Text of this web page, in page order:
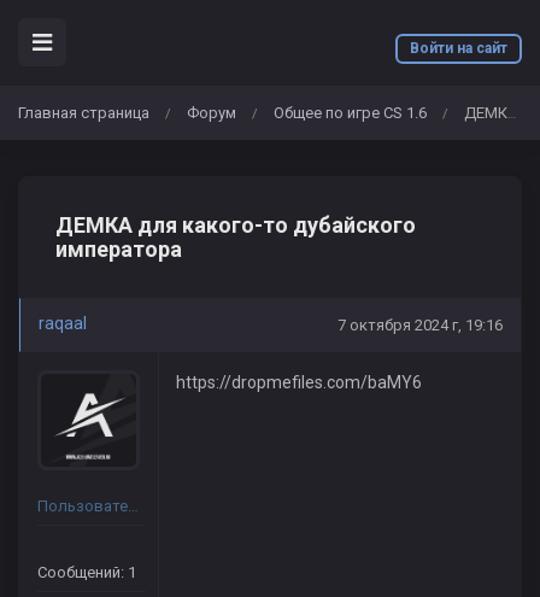
Войти на сайт
Главная страница / Форум / Общее по игре CS 1.6 / ДЕМКА для какого-то дубайского императора
ДЕМКА для какого-то дубайского
императора
raqaal 7 октября 2024 г, 19:16
Пользователь
Сообщений: 1
https://dropmefiles.com/baMY6